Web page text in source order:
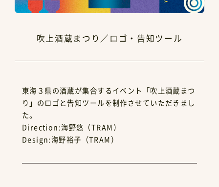
吹上酒蔵まつり／ロゴ・告知ツール
東海３県の酒蔵が集合するイベント「吹上酒蔵まつ
り」のロゴと告知ツールを制作させていただきまし
た。
Direction:海野悠（TRAM）
Design:海野裕子（TRAM）